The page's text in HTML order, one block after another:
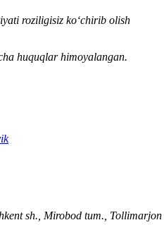
roziligisiz koʻchirib olish
huquqlar himoyalangan.
sh., Mirobod tum., Tollimarjon